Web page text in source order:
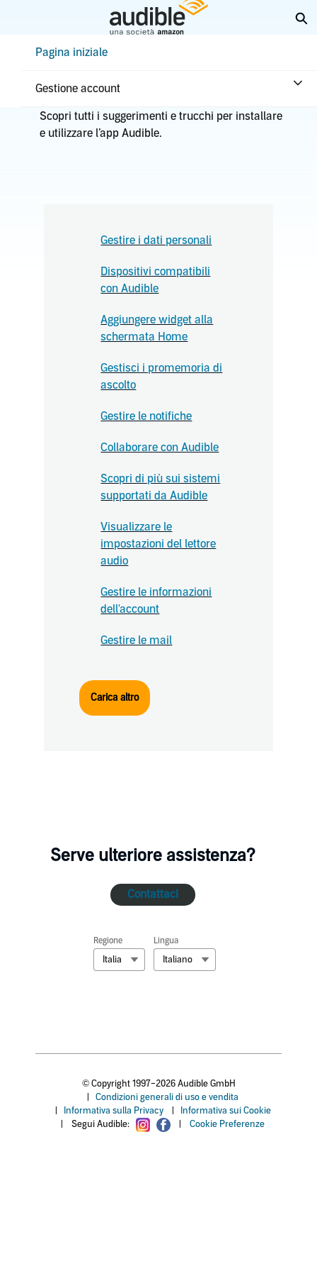
principalePagina iniziale
Gestione account
Inizia con Audible
Scopri tutti i suggerimenti e trucchi per installare
e utilizzare l’app Audible.
Gestire i dati personali
Dispositivi compatibili
con Audible
Aggiungere widget alla
schermata Home
Gestisci i promemoria di
ascolto
Gestire le notifiche
Collaborare con Audible
Scopri di più sui sistemi
supportati da Audible
Visualizzare le
impostazioni del lettore
audio
Gestire le informazioni
dell'account
Gestire le mail
Carica altro
Serve ulteriore assistenza?
Contattaci
Regione
Italia
Lingua
Italiano
© Copyright 1997–2026 Audible GmbH
Condizioni generali di uso e vendita
Informativa sulla Privacy|
Informativa sui Cookie
Segui Audible: Cookie Preferenze